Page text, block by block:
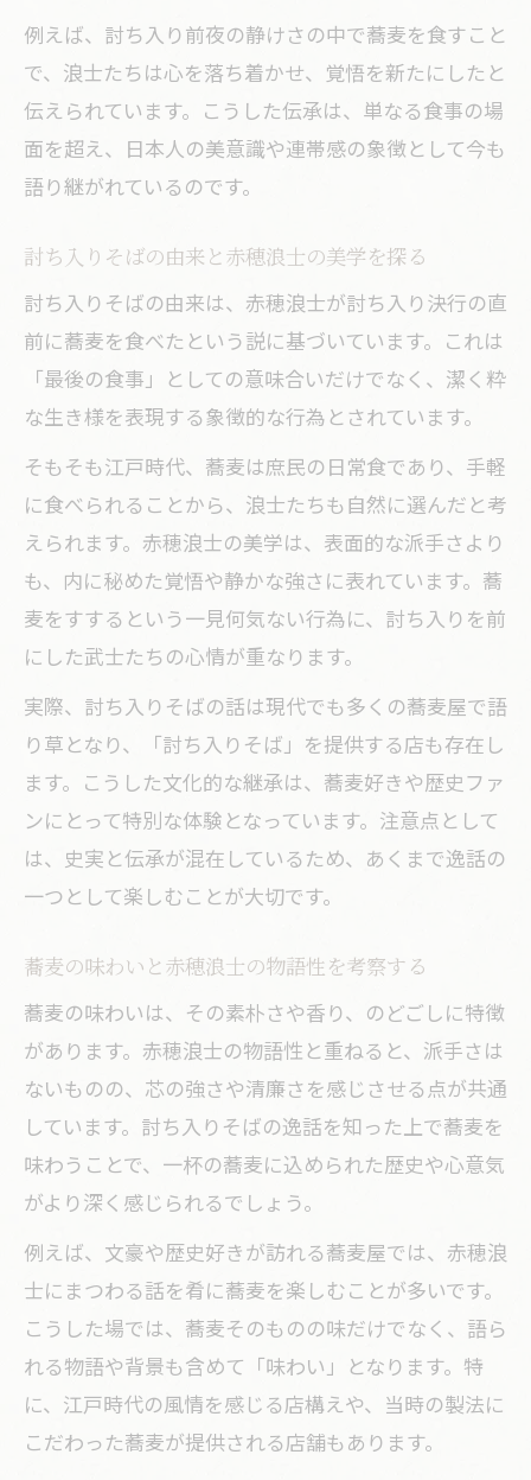
赤穂浪士の逸話が蕎麦文学に与えた影響
とは
蕎麦に託された赤穂浪士像を文学で読み
解く
討ち入りそばが文学作品で果たす役割に
注目
話題の討ち入りそばを今こそ味わう楽しみ
今こそ味わいたい討ち入りそばの魅力を
解説
討ち入りそばを通して感じる赤穂浪士の
蕎麦を食しながら歴史ドラマに思いを馳
せる
話題の討ち入りそばが現代に伝える意義
とは
赤穂浪士と共に味わう蕎麦の本質的な楽
しみ
文豪が描いた赤穂浪士と蕎麦の逸話を探る
文豪が紡いだ赤穂浪士と蕎麦の逸話を紹
介
赤穂浪士と蕎麦が登場する文学の魅力を
考察
辿る
討ち入りそばの物語性を文豪の視点で味
わう
文学作品に描かれる蕎麦と赤穂浪士の背
景
聖地巡礼で感じる赤穂浪士ゆかりの蕎麦
赤穂浪士ゆかりの蕎麦を巡る聖地巡礼の
すすめ
討ち入りそばが彩る巡礼地のリアルな体
験記
歴史と文学を味わえる蕎麦巡礼の楽しみ
方
例えば、討ち入り前夜の静けさの中で蕎麦を食すこと
で、浪士たちは心を落ち着かせ、覚悟を新たにしたと
伝えられています。こうした伝承は、単なる食事の場
面を超え、日本人の美意識や連帯感の象徴として今も
語り継がれているのです。
討ち入りそばの由来と赤穂浪士の美学を探る
討ち入りそばの由来は、赤穂浪士が討ち入り決行の直
前に蕎麦を食べたという説に基づいています。これは
「最後の食事」としての意味合いだけでなく、潔く粋
な生き様を表現する象徴的な行為とされています。
そもそも江戸時代、蕎麦は庶民の日常食であり、手軽
に食べられることから、浪士たちも自然に選んだと考
えられます。赤穂浪士の美学は、表面的な派手さより
も、内に秘めた覚悟や静かな強さに表れています。蕎
麦をすするという一見何気ない行為に、討ち入りを前
にした武士たちの心情が重なります。
実際、討ち入りそばの話は現代でも多くの蕎麦屋で語
り草となり、「討ち入りそば」を提供する店も存在し
ます。こうした文化的な継承は、蕎麦好きや歴史ファ
ンにとって特別な体験となっています。注意点として
は、史実と伝承が混在しているため、あくまで逸話の
一つとして楽しむことが大切です。
蕎麦の味わいと赤穂浪士の物語性を考察する
蕎麦の味わいは、その素朴さや香り、のどごしに特徴
があります。赤穂浪士の物語性と重ねると、派手さは
ないものの、芯の強さや清廉さを感じさせる点が共通
しています。討ち入りそばの逸話を知った上で蕎麦を
味わうことで、一杯の蕎麦に込められた歴史や心意気
がより深く感じられるでしょう。
例えば、文豪や歴史好きが訪れる蕎麦屋では、赤穂浪
士にまつわる話を肴に蕎麦を楽しむことが多いです。
こうした場では、蕎麦そのものの味だけでなく、語ら
れる物語や背景も含めて「味わい」となります。特
に、江戸時代の風情を感じる店構えや、当時の製法に
こだわった蕎麦が提供される店舗もあります。